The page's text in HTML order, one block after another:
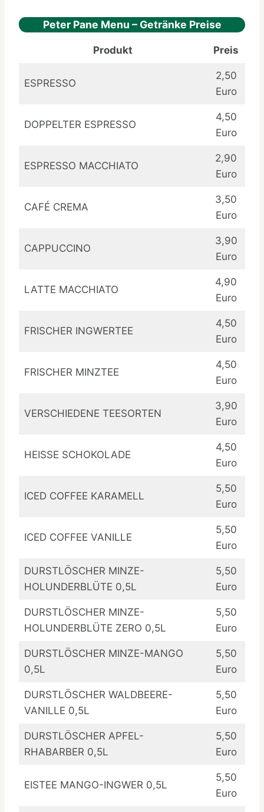
Peter Pane Menu – Getränke Preise
Produkt Preis
ESPRESSO
2,50
Euro
DOPPELTER ESPRESSO
4,50
Euro
ESPRESSO MACCHIATO
2,90
Euro
CAFÉ CREMA
3,50
Euro
CAPPUCCINO
3,90
Euro
LATTE MACCHIATO
4,90
Euro
FRISCHER INGWERTEE
4,50
Euro
FRISCHER MINZTEE
4,50
Euro
VERSCHIEDENE TEESORTEN
3,90
Euro
HEISSE SCHOKOLADE
4,50
Euro
ICED COFFEE KARAMELL
5,50
Euro
ICED COFFEE VANILLE
5,50
Euro
DURSTLÖSCHER MINZE-
HOLUNDERBLÜTE 0,5L
5,50
Euro
DURSTLÖSCHER MINZE-
HOLUNDERBLÜTE ZERO 0,5L
5,50
Euro
DURSTLÖSCHER MINZE-MANGO
0,5L
5,50
Euro
DURSTLÖSCHER WALDBEERE-
VANILLE 0,5L
5,50
Euro
DURSTLÖSCHER APFEL-
RHABARBER 0,5L
5,50
Euro
EISTEE MANGO-INGWER 0,5L
5,50
Euro